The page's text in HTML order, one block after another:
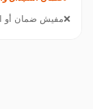
مفيش ضمان أو